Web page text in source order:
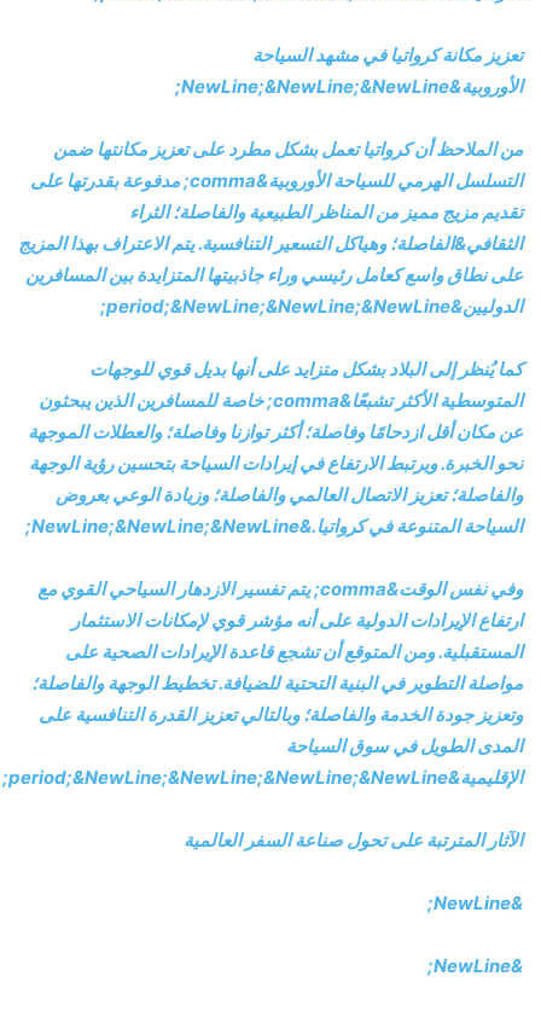
تعزيز مكانة كرواتيا في مشهد السياحة
الأوروبية&NewLine;&NewLine;&NewLine;
من الملاحظ أن كرواتيا تعمل بشكل مطرد على تعزيز مكانتها ضمن
التسلسل الهرمي للسياحة الأوروبية&comma; مدفوعة بقدرتها على
تقديم مزيج مميز من المناظر الطبيعية والفاصلة؛ الثراء
الثقافي&الفاصلة؛ وهياكل التسعير التنافسية. يتم الاعتراف بهذا المزيج
على نطاق واسع كعامل رئيسي وراء جاذبيتها المتزايدة بين المسافرين
الدوليين&period;&NewLine;&NewLine;&NewLine;
كما يُنظر إلى البلاد بشكل متزايد على أنها بديل قوي للوجهات
المتوسطية الأكثر تشبعًا&comma; خاصة للمسافرين الذين يبحثون
عن مكان أقل ازدحامًا وفاصلة؛ أكثر توازنا وفاصلة؛ والعطلات الموجهة
نحو الخبرة. ويرتبط الارتفاع في إيرادات السياحة بتحسين رؤية الوجهة
والفاصلة؛ تعزيز الاتصال العالمي والفاصلة؛ وزيادة الوعي بعروض
السياحة المتنوعة في كرواتيا.&NewLine;&NewLine;&NewLine;
وفي نفس الوقت&comma; يتم تفسير الازدهار السياحي القوي مع
ارتفاع الإيرادات الدولية على أنه مؤشر قوي لإمكانات الاستثمار
المستقبلية. ومن المتوقع أن تشجع قاعدة الإيرادات الصحية على
مواصلة التطوير في البنية التحتية للضيافة. تخطيط الوجهة والفاصلة؛
وتعزيز جودة الخدمة والفاصلة؛ وبالتالي تعزيز القدرة التنافسية على
المدى الطويل في سوق السياحة
الإقليمية&period;&NewLine;&NewLine;&NewLine;&NewLine;
الآثار المترتبة على تحول صناعة السفر العالمية
&NewLine;
&NewLine;